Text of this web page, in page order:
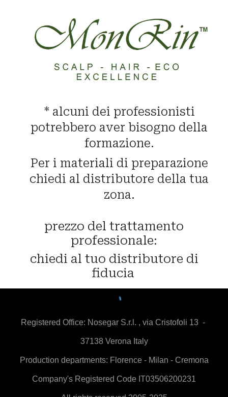
* alcuni dei professionisti
potrebbero aver bisogno della
formazione.
Per i materiali di preparazione
chiedi al distributore della tua
zona.
prezzo del trattamento
professionale:
chiedi al tuo distributore di
fiducia
Registered Office: Nosegar S.r.l. , via Cristofoli 13 -
37138 Verona Italy
Production departments: Florence - Milan - Cremona
Company's Registered Code IT03506200231